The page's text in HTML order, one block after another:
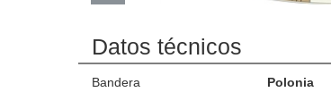
Datos técnicos
Bandera Polonia